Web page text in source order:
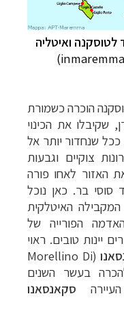
ואיטליה
)
הוכרה כשמורת
שקיבלו את הכינוי
שנחדור יותר אל
צוקיים וגבעות
האזור לאחו פורה
סוסי בר. כאן נוכל
האיטלקית
הפורייה של
יינות טובים. ראוי
(
Morellino Di
בעשר השנים
סקאנסאנו
לחצו לרשימת היעדים »